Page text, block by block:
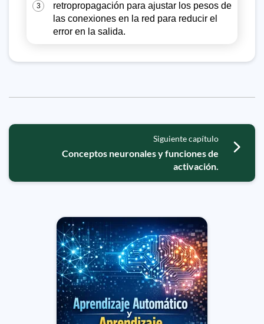
3
retropropagación para ajustar los pesos de
las conexiones en la red para reducir el
error en la salida.
Siguiente capítulo
Conceptos neuronales y funciones de
activación.